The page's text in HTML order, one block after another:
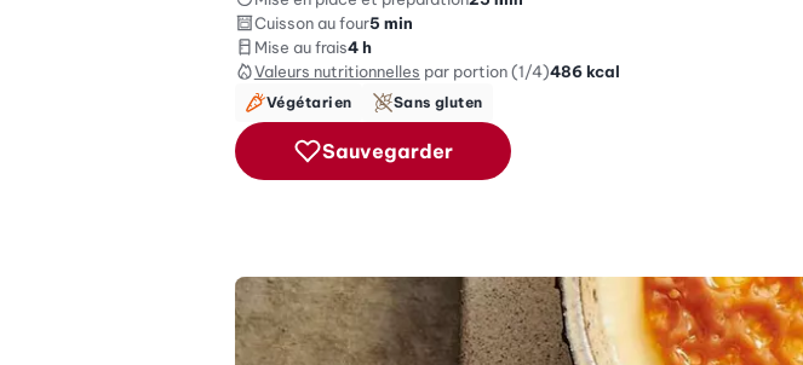
Cuisson au four5 min
Mise au frais4 h
Valeurs nutritionnelles par portion (1/4)486 kcal
Végétarien Sans gluten
Sauvegarder